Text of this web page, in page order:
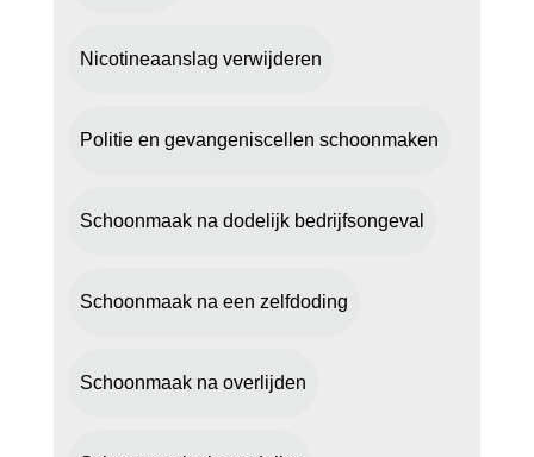
Nicotineaanslag verwijderen
Politie en gevangeniscellen schoonmaken
Schoonmaak na dodelijk bedrijfsongeval
Schoonmaak na een zelfdoding
Schoonmaak na overlijden